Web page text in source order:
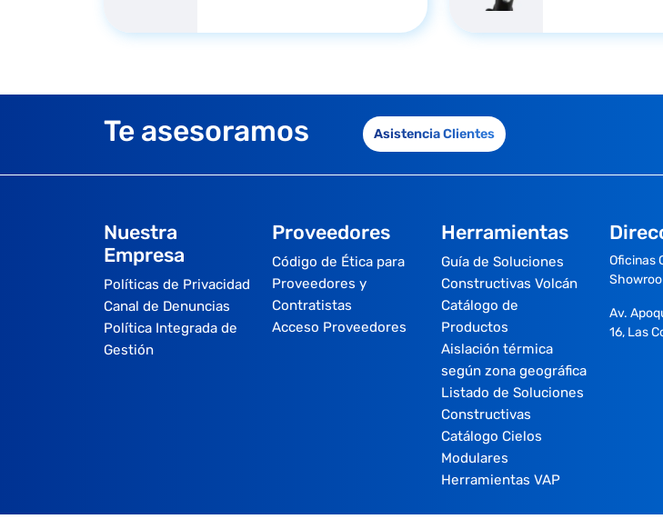
Te asesoramos Asistencia Clientes
Nuestra
Empresa
Políticas de Privacidad
Canal de Denuncias
Política Integrada de
Gestión
Proveedores
Código de Ética para
Proveedores y
Contratistas
Acceso Proveedores
Herramientas
Guía de Soluciones
Constructivas Volcán
Catálogo de
Productos
Aislación térmica
según zona geográfica
Listado de Soluciones
Constructivas
Catálogo Cielos
Modulares
Herramientas VAP
Oficinas
Av.
16, Las